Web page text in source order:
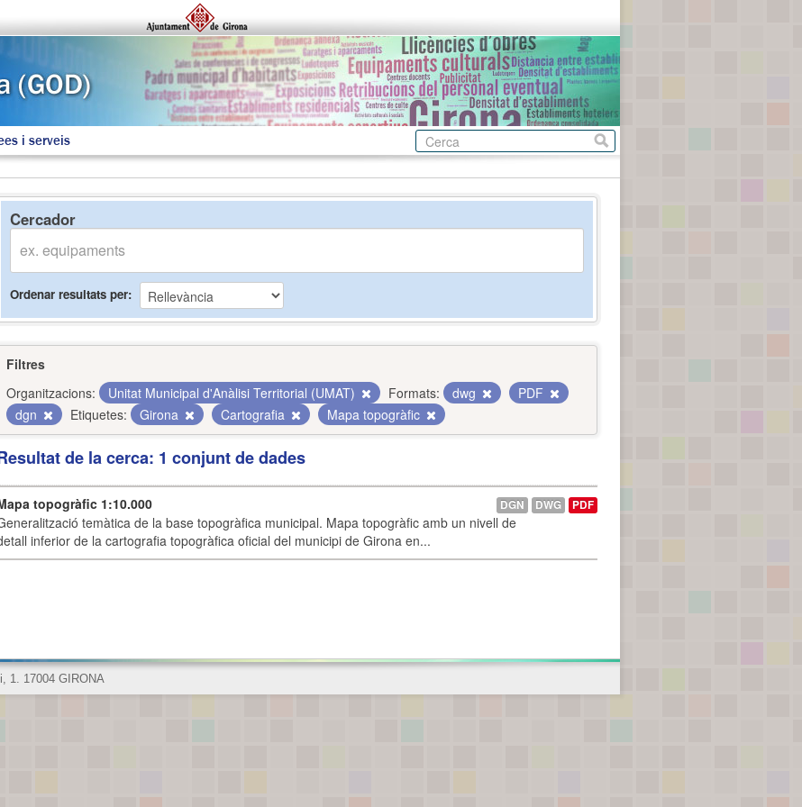
i serveis
Cercador
Ordenar resultats per
Filtres
Organitzacions:
Unitat Municipal d'Anàlisi Territorial (UMAT) Formats: dwg
PDF
dgn
Etiquetes: Girona Cartografia Mapa topogràfic
de la cerca: 1 conjunt de dades
topogràfic 1:10.000
temàtica de la base topogràfica municipal. Mapa topogràfic amb un nivell de
inferior de la cartografia topogràfica oficial del municipi de Girona en...
DGN DWG PDF
1. 17004 GIRONA